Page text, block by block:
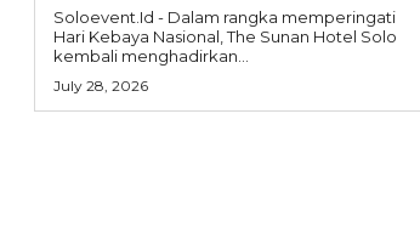
Soloevent.Id - Dalam rangka memperingati
Hari Kebaya Nasional, The Sunan Hotel Solo
kembali menghadirkan...
July 28, 2026